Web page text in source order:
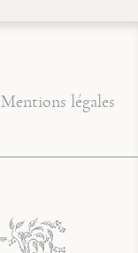
Mentions légales